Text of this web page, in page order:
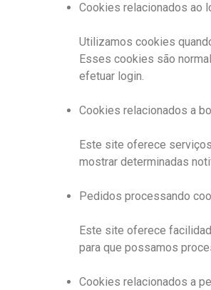
Cookies relacionados ao
Utilizamos cookies
Esses cookies são
efetuar login.
Cookies relacionados a
Este site oferece
mostrar determinadas
Pedidos processando
Este site oferece
para que possamos
Cookies relacionados a